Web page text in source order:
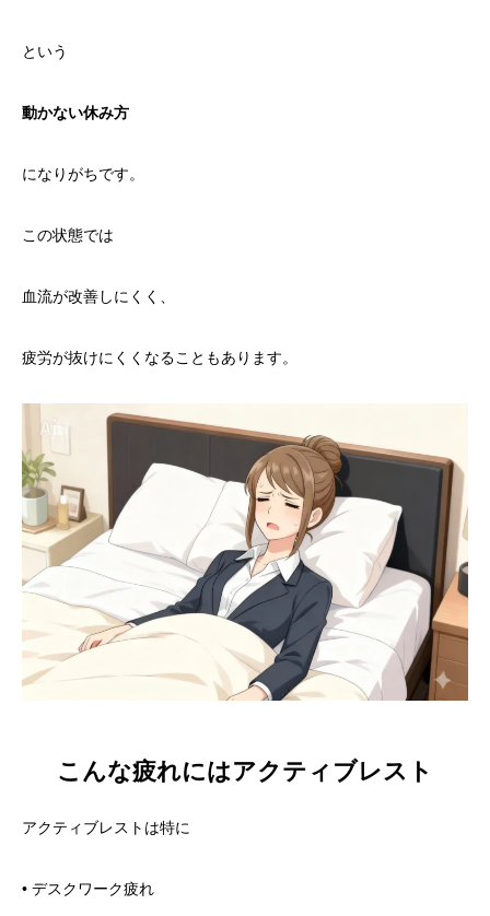
という
動かない休み方
になりがちです。
この状態では
血流が改善しにくく、
疲労が抜けにくくなることもあります。
こんな疲れにはアクティブレスト
アクティブレストは特に
• デスクワーク疲れ